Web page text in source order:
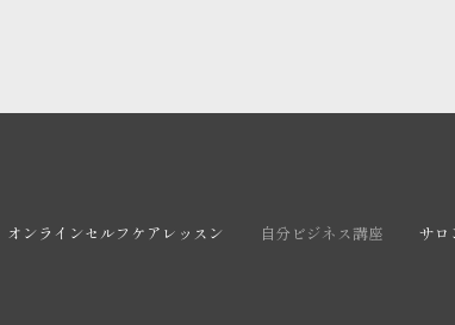
オンラインセルフケアレッスン 自分ビジネス講座 サロ